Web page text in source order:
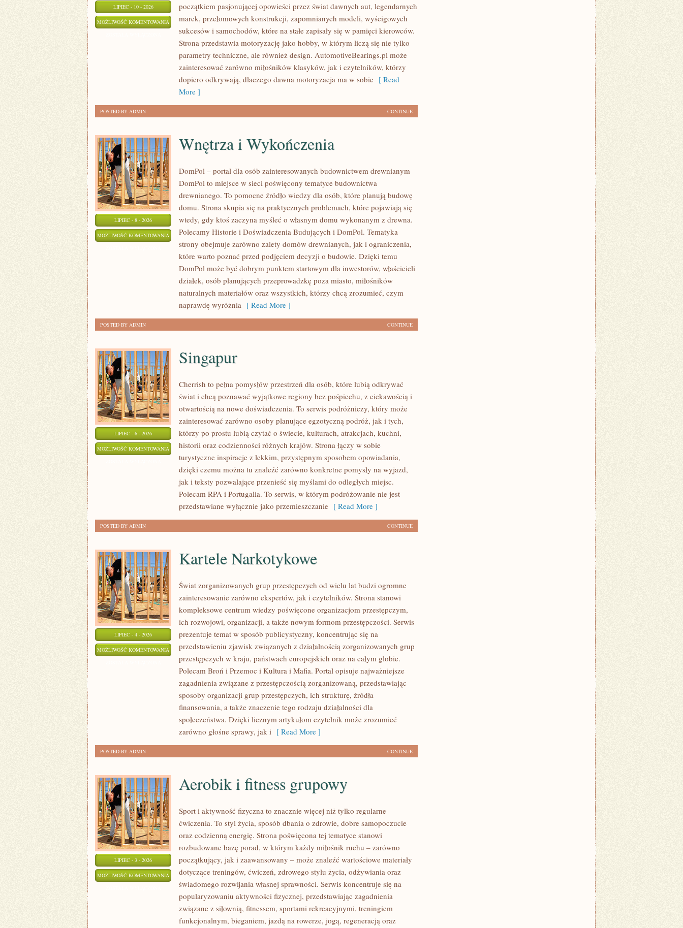
LIPIEC - 10 - 2026
MOŻLIWOŚĆ KOMENTOWANIA WYDARZENIA
SPOTKANIA
KLASYKÓW
początkiem pasjonującej opowieści przez świat dawnych aut, legendarnych
marek, przełomowych konstrukcji, zapomnianych modeli, wyścigowych
sukcesów i samochodów, które na stałe zapisały się w pamięci kierowców.
Strona przedstawia motoryzację jako hobby, w którym liczą się nie tylko
parametry techniczne, ale również design. AutomotiveBearings.pl może
zainteresować zarówno miłośników klasyków, jak i czytelników, którzy
dopiero odkrywają, dlaczego dawna motoryzacja ma w sobie [ Read
More ]
CONTINUE
POSTED BY ADMIN
LIPIEC - 8 - 2026
MOŻLIWOŚĆ KOMENTOWANIA WNĘTRZA
WYKOŃCZENIA
Wnętrza i Wykończenia
DomPol – portal dla osób zainteresowanych budownictwem drewnianym
DomPol to miejsce w sieci poświęcony tematyce budownictwa
drewnianego. To pomocne źródło wiedzy dla osób, które planują budowę
domu. Strona skupia się na praktycznych problemach, które pojawiają się
wtedy, gdy ktoś zaczyna myśleć o własnym domu wykonanym z drewna.
Polecamy Historie i Doświadczenia Budujących i DomPol. Tematyka
strony obejmuje zarówno zalety domów drewnianych, jak i ograniczenia,
które warto poznać przed podjęciem decyzji o budowie. Dzięki temu
DomPol może być dobrym punktem startowym dla inwestorów, właścicieli
działek, osób planujących przeprowadzkę poza miasto, miłośników
naturalnych materiałów oraz wszystkich, którzy chcą zrozumieć, czym
naprawdę wyróżnia [ Read More ]
CONTINUE
POSTED BY ADMIN
LIPIEC - 6 - 2026
MOŻLIWOŚĆ KOMENTOWANIA SINGAPUR
Singapur
Cherrish to pełna pomysłów przestrzeń dla osób, które lubią odkrywać
świat i chcą poznawać wyjątkowe regiony bez pośpiechu, z ciekawością i
otwartością na nowe doświadczenia. To serwis podróżniczy, który może
zainteresować zarówno osoby planujące egzotyczną podróż, jak i tych,
którzy po prostu lubią czytać o świecie, kulturach, atrakcjach, kuchni,
historii oraz codzienności różnych krajów. Strona łączy w sobie
turystyczne inspiracje z lekkim, przystępnym sposobem opowiadania,
dzięki czemu można tu znaleźć zarówno konkretne pomysły na wyjazd,
jak i teksty pozwalające przenieść się myślami do odległych miejsc.
Polecam RPA i Portugalia. To serwis, w którym podróżowanie nie jest
przedstawiane wyłącznie jako przemieszczanie [ Read More ]
CONTINUE
POSTED BY ADMIN
LIPIEC - 4 - 2026
MOŻLIWOŚĆ KOMENTOWANIA KARTELE
NARKOTYKOWE
Kartele Narkotykowe
Świat zorganizowanych grup przestępczych od wielu lat budzi ogromne
zainteresowanie zarówno ekspertów, jak i czytelników. Strona stanowi
kompleksowe centrum wiedzy poświęcone organizacjom przestępczym,
ich rozwojowi, organizacji, a także nowym formom przestępczości. Serwis
prezentuje temat w sposób publicystyczny, koncentrując się na
przedstawieniu zjawisk związanych z działalnością zorganizowanych grup
przestępczych w kraju, państwach europejskich oraz na całym globie.
Polecam Broń i Przemoc i Kultura i Mafia. Portal opisuje najważniejsze
zagadnienia związane z przestępczością zorganizowaną, przedstawiając
sposoby organizacji grup przestępczych, ich strukturę, źródła
finansowania, a także znaczenie tego rodzaju działalności dla
społeczeństwa. Dzięki licznym artykułom czytelnik może zrozumieć
zarówno głośne sprawy, jak i [ Read More ]
CONTINUE
POSTED BY ADMIN
LIPIEC - 3 - 2026
MOŻLIWOŚĆ KOMENTOWANIA AEROBIK
FITNESS
GRUPOWY
Aerobik i fitness grupowy
Sport i aktywność fizyczna to znacznie więcej niż tylko regularne
ćwiczenia. To styl życia, sposób dbania o zdrowie, dobre samopoczucie
oraz codzienną energię. Strona poświęcona tej tematyce stanowi
rozbudowane bazę porad, w którym każdy miłośnik ruchu – zarówno
początkujący, jak i zaawansowany – może znaleźć wartościowe materiały
dotyczące treningów, ćwiczeń, zdrowego stylu życia, odżywiania oraz
świadomego rozwijania własnej sprawności. Serwis koncentruje się na
popularyzowaniu aktywności fizycznej, przedstawiając zagadnienia
związane z siłownią, fitnessem, sportami rekreacyjnymi, treningiem
funkcjonalnym, bieganiem, jazdą na rowerze, jogą, regeneracją oraz